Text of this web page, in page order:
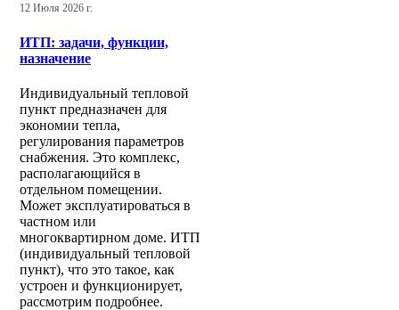
12 Июля 2026 г.
ИТП: задачи, функции,
назначение
Индивидуальный тепловой
пункт предназначен для
экономии тепла,
регулирования параметров
снабжения. Это комплекс,
располагающийся в
отдельном помещении.
Может эксплуатироваться в
частном или
многоквартирном доме. ИТП
(индивидуальный тепловой
пункт), что это такое, как
устроен и функционирует,
рассмотрим подробнее.